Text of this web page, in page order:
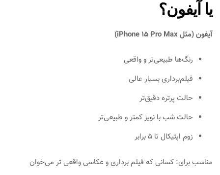
یا آیفون؟
آیفون (مثل iPhone 15 Pro Max)
رنگ‌ها طبیعی‌تر و واقعی
فیلم‌برداری بسیار عالی
حالت پرتره دقیق‌تر
حالت شب با نویز کمتر و طبیعی‌تر
زوم اپتیکال تا 5 برابر
مناسب برای: کسانی که فیلم‌ برداری و عکاسی واقعی‌ تر می‌خوان